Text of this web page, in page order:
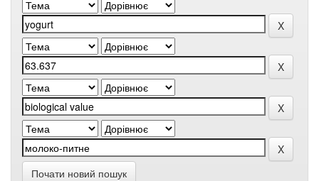
Почати новий пошук